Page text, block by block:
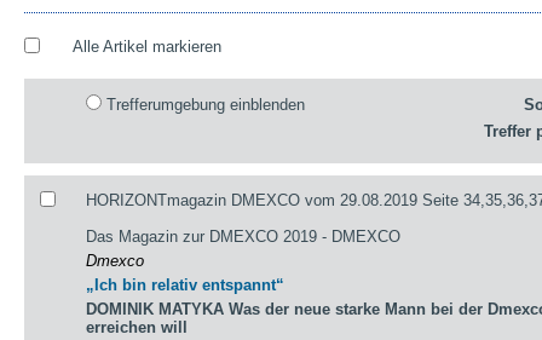
Alle Artikel markieren
Trefferumgebung einblenden
Treffer
HORIZONTmagazin DMEXCO vom 29.08.2019 Seite
Das Magazin zur DMEXCO 2019 - DMEXCO
Dmexco
„Ich bin relativ entspannt“
DOMINIK MATYKA Was der neue starke Mann bei der
erreichen will